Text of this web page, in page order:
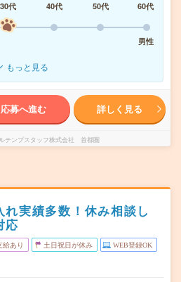
30代 40代 50代
60代
男性
もっと見る
応募へ進む 詳しく見る
テンプスタッフ株式会社 首都圏
実績多数！休み相談し
応
給あり 土日祝日が休み WEB登録OK